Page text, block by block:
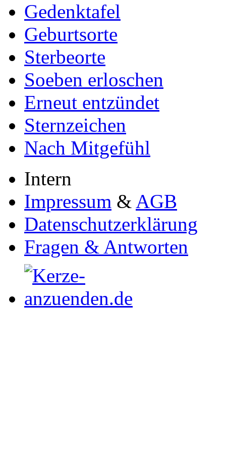
Gedenktafel
Geburtsorte
Sterbeorte
Soeben erloschen
Erneut entzündet
Sternzeichen
Nach Mitgefühl
Intern
Impressum & AGB
Datenschutzerklärung
Fragen & Antworten